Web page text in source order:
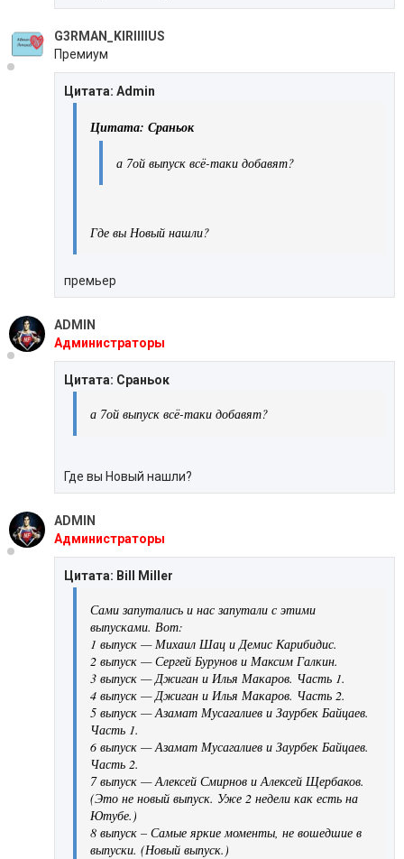
G3RMAN_KIRIIIIUS
Премиум
Цитата: Admin
Цитата: Сраньок
а 7ой выпуск всё-таки добавят?
Где вы Новый нашли?
премьер
ADMIN
Администраторы
Цитата: Сраньок
а 7ой выпуск всё-таки добавят?
Где вы Новый нашли?
ADMIN
Администраторы
Цитата: Bill Miller
Сами запутались и нас запутали с этими
выпусками. Вот:
1 выпуск — Михаил Шац и Демис Карибидис.
2 выпуск — Сергей Бурунов и Максим Галкин.
3 выпуск — Джиган и Илья Макаров. Часть 1.
4 выпуск — Джиган и Илья Макаров. Часть 2.
5 выпуск — Азамат Мусагалиев и Заурбек Байцаев.
Часть 1.
6 выпуск — Азамат Мусагалиев и Заурбек Байцаев.
Часть 2.
7 выпуск — Алексей Смирнов и Алексей Щербаков.
(Это не новый выпуск. Уже 2 недели как есть на
Ютубе.)
8 выпуск – Самые яркие моменты, не вошедшие в
выпуски. (Новый выпуск.)